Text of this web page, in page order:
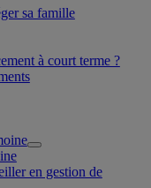
sa famille
à court terme ?
en gestion de